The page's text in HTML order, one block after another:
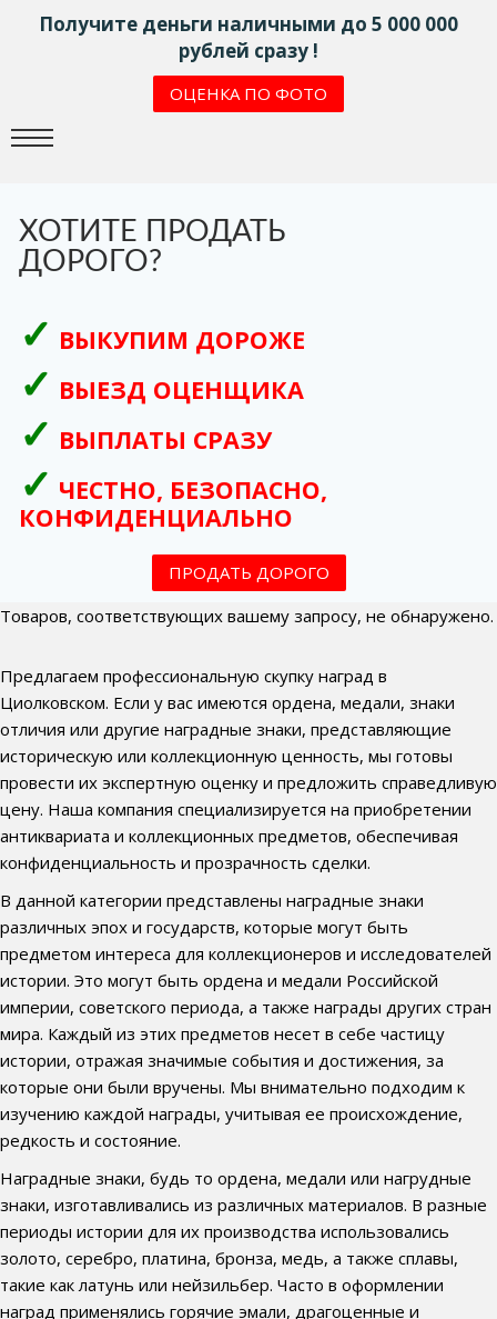
Получите деньги наличными до 5 000 000
рублей сразу !
ОЦЕНКА ПО ФОТО
ХОТИТЕ ПРОДАТЬ
ДОРОГО?
ВЫКУПИМ ДОРОЖЕ
ВЫЕЗД ОЦЕНЩИКА
ВЫПЛАТЫ СРАЗУ
ЧЕСТНО, БЕЗОПАСНО,
КОНФИДЕНЦИАЛЬНО
ПРОДАТЬ ДОРОГО
Товаров, соответствующих вашему запросу, не обнаружено.
Предлагаем профессиональную скупку наград в
Циолковском. Если у вас имеются ордена, медали, знаки
отличия или другие наградные знаки, представляющие
историческую или коллекционную ценность, мы готовы
провести их экспертную оценку и предложить справедливую
цену. Наша компания специализируется на приобретении
антиквариата и коллекционных предметов, обеспечивая
конфиденциальность и прозрачность сделки.
В данной категории представлены наградные знаки
различных эпох и государств, которые могут быть
предметом интереса для коллекционеров и исследователей
истории. Это могут быть ордена и медали Российской
империи, советского периода, а также награды других стран
мира. Каждый из этих предметов несет в себе частицу
истории, отражая значимые события и достижения, за
которые они были вручены. Мы внимательно подходим к
изучению каждой награды, учитывая ее происхождение,
редкость и состояние.
Наградные знаки, будь то ордена, медали или нагрудные
знаки, изготавливались из различных материалов. В разные
периоды истории для их производства использовались
золото, серебро, платина, бронза, медь, а также сплавы,
такие как латунь или нейзильбер. Часто в оформлении
наград применялись горячие эмали, драгоценные и